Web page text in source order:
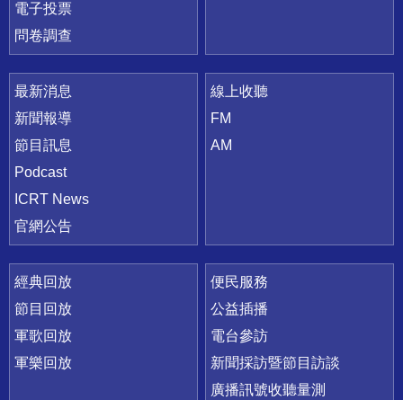
電子投票
問卷調查
最新消息
新聞報導
節目訊息
Podcast
ICRT News
官網公告
線上收聽
FM
AM
經典回放
節目回放
軍歌回放
軍樂回放
便民服務
公益插播
電台參訪
新聞採訪暨節目訪談
廣播訊號收聽量測